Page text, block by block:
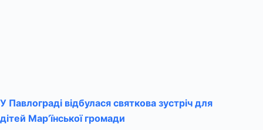
У Павлограді відбулася святкова зустріч для
дітей Мар’їнської громади